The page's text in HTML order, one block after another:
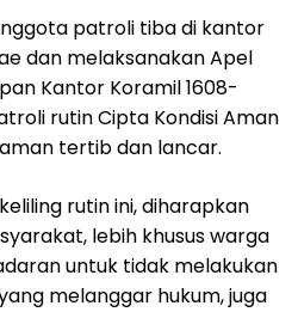
patroli tiba di kantor
dan melaksanakan Apel
Kantor Koramil 1608-
rutin Cipta Kondisi Aman
tertib dan lancar.
rutin ini, diharapkan
lebih khusus warga
untuk tidak melakukan
melanggar hukum, juga